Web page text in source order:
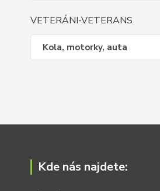
VETERÁNI-VETERANS
Kola, motorky, auta
Kde nás najdete: